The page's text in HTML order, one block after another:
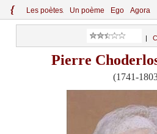
{ Les poètes Un poème Ego Agora
Pierre
(1741-